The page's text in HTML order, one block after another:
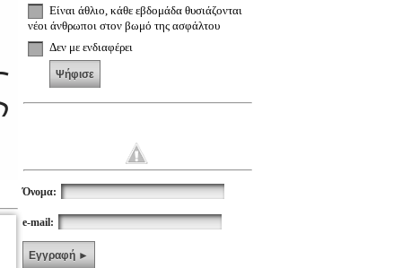
Είναι άθλιο, κάθε εβδομάδα θυσιάζονται
νέοι άνθρωποι στον βωμό της ασφάλτου
Δεν με ενδιαφέρει
Ψήφισε
Όνομα:
e-mail:
Εγγραφή ►